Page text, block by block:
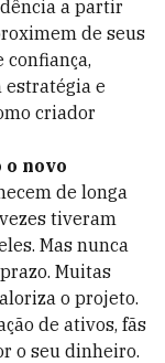
a partir
de seus
confiança,
estratégia e
criador
o novo
de longa
tiveram
Mas nunca
Muitas
o projeto.
de ativos, fãs
o seu dinheiro.